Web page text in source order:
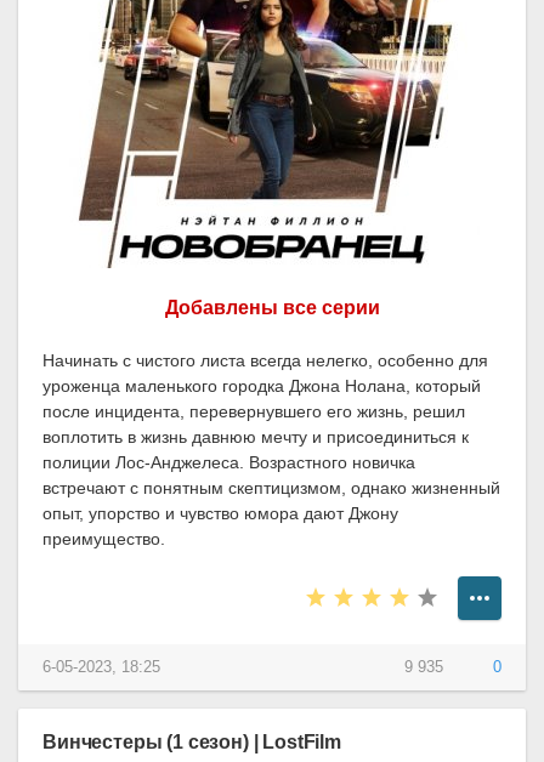
Добавлены все серии
Начинать с чистого листа всегда нелегко, особенно для
уроженца маленького городка Джона Нолана, который
после инцидента, перевернувшего его жизнь, решил
воплотить в жизнь давнюю мечту и присоединиться к
полиции Лос-Анджелеса. Возрастного новичка
встречают с понятным скептицизмом, однако жизненный
опыт, упорство и чувство юмора дают Джону
преимущество.
9 935 0
6-05-2023, 18:25
Винчестеры (1 сезон) | LostFilm